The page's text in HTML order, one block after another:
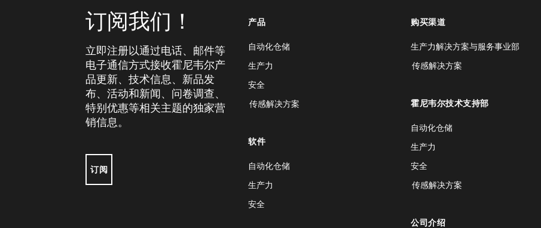
订阅我们！
立即注册以通过电话、邮件等
电子通信方式接收霍尼韦尔产
品更新、技术信息、新品发
布、活动和新闻、问卷调查、
特别优惠等相关主题的独家营
销信息。
订阅
产品
自动化仓储
生产力
安全
传感解决方案
软件
自动化仓储
生产力
安全
购买渠道
生产力解决方案与服务事业部
传感解决方案
霍尼韦尔技术支持部
自动化仓储
生产力
安全
传感解决方案
公司介绍